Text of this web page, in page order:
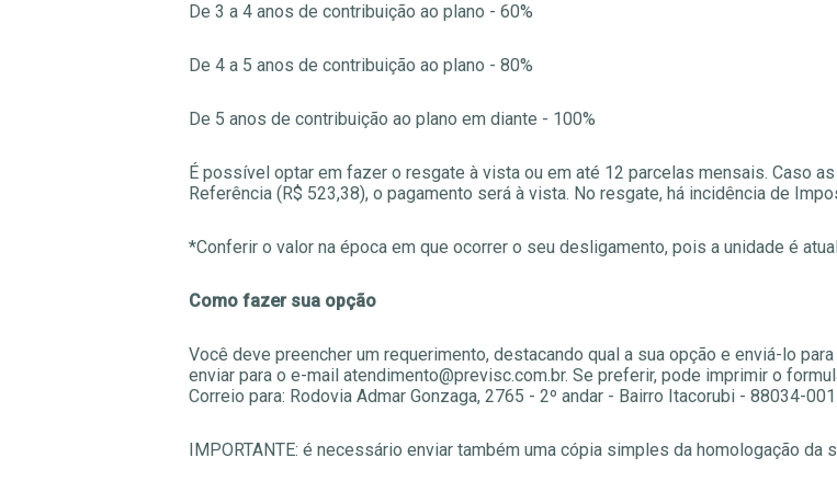
De 3 a 4 anos de contribuição ao plano - 60%
De 4 a 5 anos de contribuição ao plano - 80%
De 5 anos de contribuição ao plano em diante - 100%
É possível optar em fazer o resgate à vista ou em até 12 parcelas mensais. Caso
Referência (R$ 523,38), o pagamento será à vista. No resgate, há incidência de
*Conferir o valor na época em que ocorrer o seu desligamento, pois a unidade é
Como fazer sua opção
Você deve preencher um requerimento, destacando qual a sua opção e enviá-lo
enviar para o e-mail atendimento@previsc.com.br. Se preferir, pode imprimir o
Correio para: Rodovia Admar Gonzaga, 2765 - 2º andar - Bairro Itacorubi - 88034-
IMPORTANTE: é necessário enviar também uma cópia simples da homologação da